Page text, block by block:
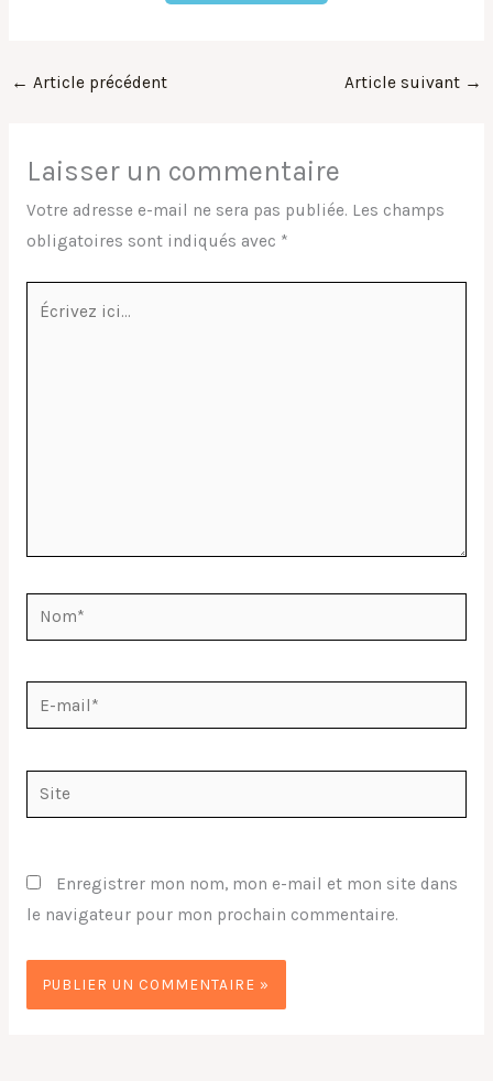
← Article précédent Article suivant →
Laisser un commentaire
Votre adresse e-mail ne sera pas publiée. Les champs
obligatoires sont indiqués avec *
Écrivez
Nom*
E-
mail*
Site
Enregistrer mon nom, mon e-mail et mon site dans
le navigateur pour mon prochain commentaire.